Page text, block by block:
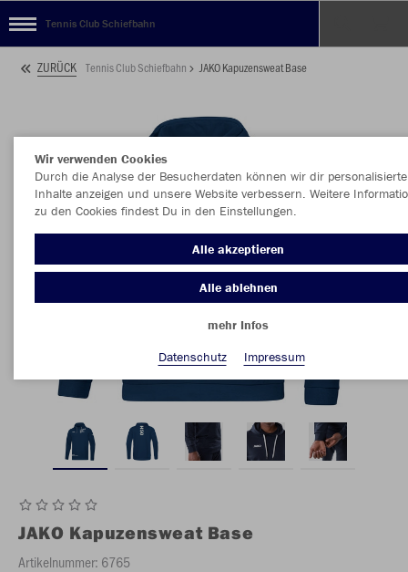
Tennis Club Schiefbahn
ZURÜCK Tennis Club Schiefbahn JAKO Kapuzensweat Base
JAKO Kapuzensweat Base
Artikelnummer: 6765
Wir verwenden Cookies
Durch die Analyse der Besucherdaten können wir dir personalisierte
Inhalte anzeigen und unsere Website verbessern. Weitere
zu den Cookies findest Du in den Einstellungen.
Alle akzeptieren
Alle ablehnen
mehr Infos
Datenschutz
Impressum